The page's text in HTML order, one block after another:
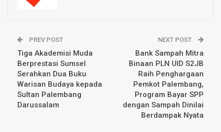
PREV POST
Tiga Akademisi Muda
Berprestasi Sumsel
Serahkan Dua Buku
Warisan Budaya kepada
Sultan Palembang
Darussalam
NEXT POST
Bank Sampah Mitra
Binaan PLN UID S2JB
Raih Penghargaan
Pemkot Palembang,
Program Bayar SPP
dengan Sampah Dinilai
Berdampak Nyata